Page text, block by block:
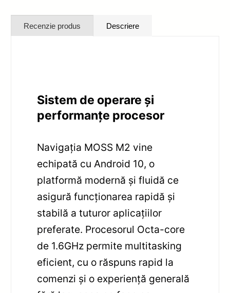
Recenzie produs Descriere
Sistem de operare și
performanțe procesor
Navigația MOSS M2 vine
echipată cu Android 10, o
platformă modernă și fluidă ce
asigură funcționarea rapidă și
stabilă a tuturor aplicațiilor
preferate. Procesorul Octa-core
de 1.6GHz permite multitasking
eficient, cu o răspuns rapid la
comenzi și o experiență generală